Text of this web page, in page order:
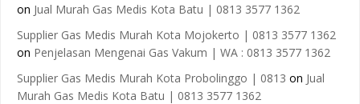
on Jual Murah Gas Medis Kota Batu | 0813 3577 1362
Supplier Gas Medis Murah Kota Mojokerto | 0813 3577 1362
on Penjelasan Mengenai Gas Vakum | WA : 0813 3577 1362
Supplier Gas Medis Murah Kota Probolinggo | 0813 on Jual
Murah Gas Medis Kota Batu | 0813 3577 1362